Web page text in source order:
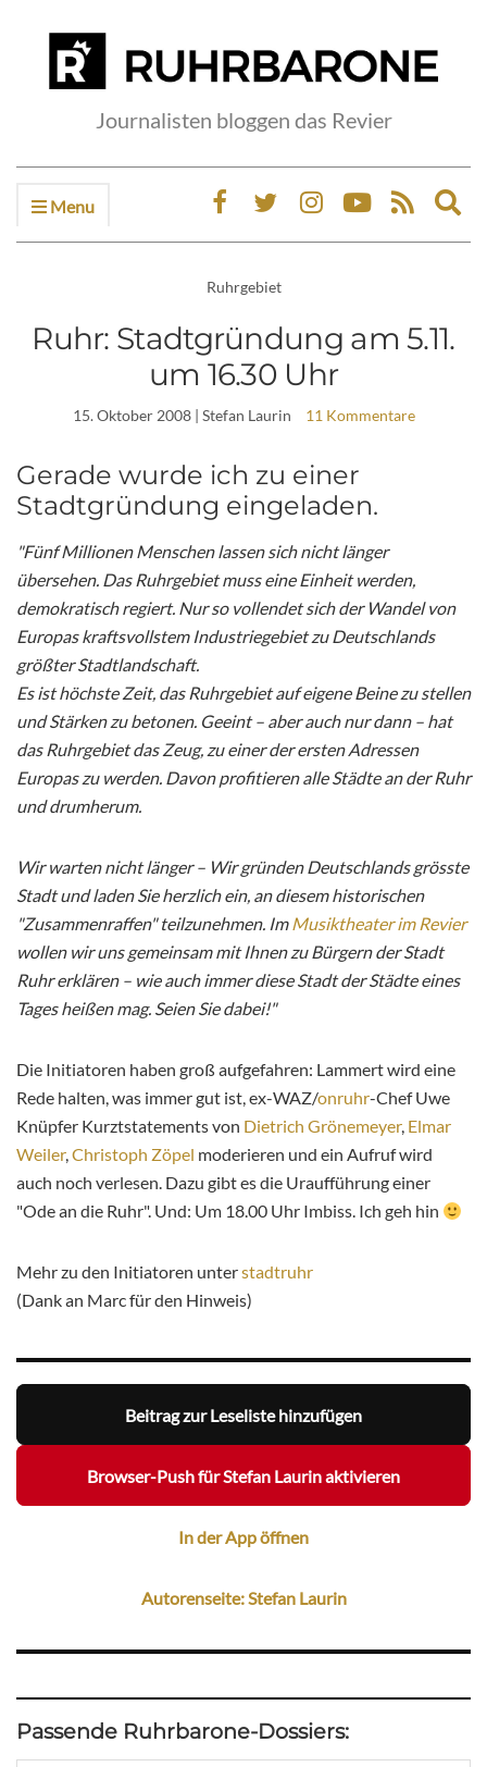
Journalisten bloggen das Revier
Menu
Ruhrgebiet
Ruhr: Stadtgründung am 5.11.
um 16.30 Uhr
15. Oktober 2008| Stefan Laurin 11 Kommentare
Gerade wurde ich zu einer
Stadtgründung eingeladen.
"Fünf Millionen Menschen lassen sich nicht länger
übersehen. Das Ruhrgebiet muss eine Einheit werden,
demokratisch regiert. Nur so vollendet sich der Wandel von
Europas kraftsvollstem Industriegebiet zu Deutschlands
größter Stadtlandschaft.
Es ist höchste Zeit, das Ruhrgebiet auf eigene Beine zu stellen
und Stärken zu betonen. Geeint – aber auch nur dann – hat
das Ruhrgebiet das Zeug, zu einer der ersten Adressen
Europas zu werden. Davon profitieren alle Städte an der Ruhr
und drumherum.
Wir warten nicht länger – Wir gründen Deutschlands grösste
Stadt und laden Sie herzlich ein, an diesem historischen
"Zusammenraffen" teilzunehmen. ImMusiktheater im Revier
wollen wir uns gemeinsam mit Ihnen zu Bürgern der Stadt
Ruhr erklären – wie auch immer diese Stadt der Städte eines
Tages heißen mag. Seien Sie dabei!"
Die Initiatoren haben groß aufgefahren: Lammert wird eine
Rede halten, was immer gut ist, ex-WAZ/onruhr-Chef Uwe
Knüpfer Kurztstatements von Dietrich Grönemeyer, Elmar
Weiler,Christoph Zöpel moderieren und ein Aufruf wird
auch noch verlesen. Dazu gibt es die Uraufführung einer
"Ode an die Ruhr". Und: Um 18.00 Uhr Imbiss. Ich geh hin
Mehr zu den Initiatoren unterstadtruhr
(Dank an Marc für den Hinweis)
Beitrag zur Leseliste hinzufügen
Browser-Push für Stefan Laurin aktivieren
In der App öffnen
Autorenseite: Stefan Laurin
Passende Ruhrbarone-Dossiers: